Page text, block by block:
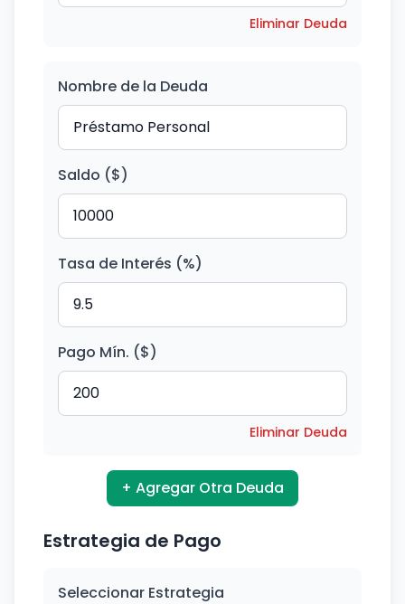
Eliminar Deuda
Nombre de la Deuda
Saldo ($)
Tasa de Interés (%)
Pago Mín. ($)
Eliminar Deuda
+ Agregar Otra Deuda
Estrategia de Pago
Seleccionar Estrategia